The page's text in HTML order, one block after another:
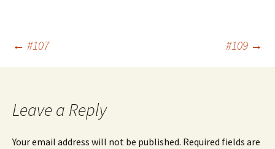
Post
← #107 #109 →
Leave a Reply
Your email address will not be published. Required fields are